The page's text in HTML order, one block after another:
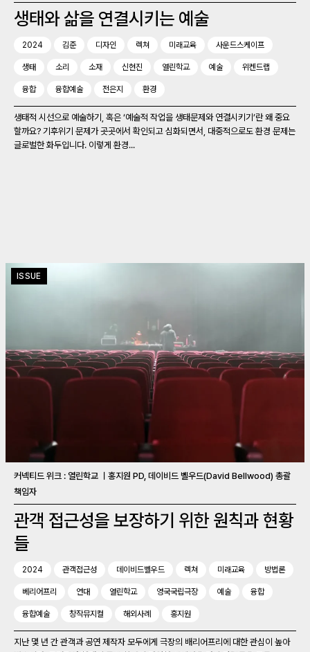
생태와 삶을 연결시키는 예술
2024 김준 디자인 렉쳐 미래교육 사운드스케이프
생태 소리 소재 신현진 열린학교 예술 위켄드랩
융합 융합예술 전은지 환경
생태적 시선으로 예술하기, 혹은 ‘예술적 작업을 생태문제와 연결시키기’란 왜 중요
할까요? 기후위기 문제가 곳곳에서 확인되고 심화되면서, 대중적으로도 환경 문제는
글로벌한 화두입니다. 이렇게 환경...
ISSUE
커넥티드 위크 : 열린학교 ㅣ홍지원 PD, 데이비드 벨우드(David Bellwood) 총괄
책임자
관객 접근성을 보장하기 위한 원칙과 현황
들
2024 관객접근성 데이비드벨우드 렉쳐 미래교육 방법론
베리어프리 연대 열린학교 영국국립극장 예술 융합
융합예술 창작뮤지컬 해외사례 홍지원
지난 몇 년 간 관객과 공연 제작자 모두에게 극장의 배리어프리에 대한 관심이 높아